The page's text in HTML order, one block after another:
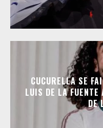
CUCURELLA SE
LUIS DE LA FUENTE
DE